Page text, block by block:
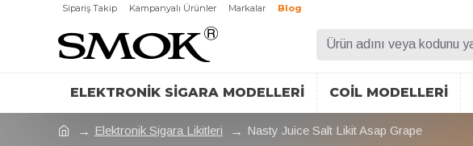
Sipariş Takip Kampanyalı Ürünler Markalar Blog
ELEKTRONIK SIGARA MODELLERI COIL MODELLERI
Elektronik Sigara Likitleri Nasty Juice Salt Likit Asap Grape